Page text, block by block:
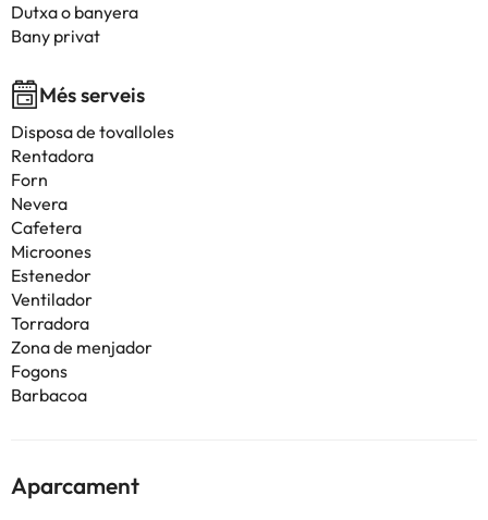
Dutxa o banyera
Bany privat
Més serveis
Disposa de tovalloles
Rentadora
Forn
Nevera
Cafetera
Microones
Estenedor
Ventilador
Torradora
Zona de menjador
Fogons
Barbacoa
Aparcament